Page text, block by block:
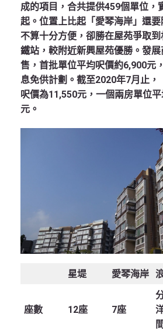
成的項目，合共提供459個單位，
起。位置上比起「愛琴海岸」還
不算十分方便，卻勝在屋苑爭取
鐵站，較附近新興屋苑優勝。發
售，首批單位平均呎價約6,900元
息免供計劃。截至2020年7月止，
呎價為11,550元，一個兩房單位
元。
星堤 愛琴海岸
座數 12座 7座
間